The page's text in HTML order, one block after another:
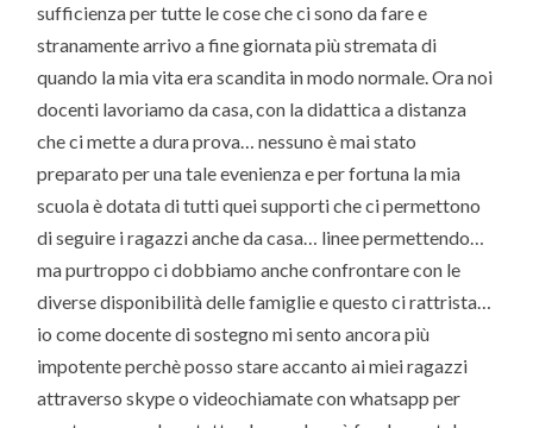
sufficienza per tutte le cose che ci sono da fare e
stranamente arrivo a fine giornata più stremata di
quando la mia vita era scandita in modo normale. Ora noi
docenti lavoriamo da casa, con la didattica a distanza
che ci mette a dura prova… nessuno è mai stato
preparato per una tale evenienza e per fortuna la mia
scuola è dotata di tutti quei supporti che ci permettono
di seguire i ragazzi anche da casa… linee permettendo…
ma purtroppo ci dobbiamo anche confrontare con le
diverse disponibilità delle famiglie e questo ci rattrista…
io come docente di sostegno mi sento ancora più
impotente perchè posso stare accanto ai miei ragazzi
attraverso skype o videochiamate con whatsapp per